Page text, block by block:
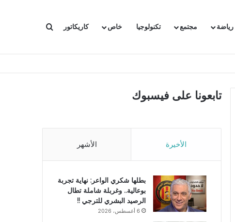
رياضة مجتمع تكنولوجيا خاص كاريكاتور بحث عن
تابعونا على فيسبوك
الأخيرة الأشهر
بطلها شكري الواعر: نهاية تجربة
بوعالية.. وغربلة شاملة تطال
الرصيد البشري للترجي !!
6 أغسطس، 2026